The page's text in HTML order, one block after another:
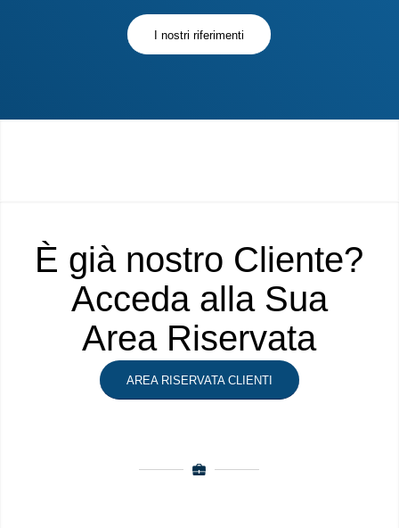
I nostri riferimenti
È già nostro Cliente?
Acceda alla Sua
Area Riservata
AREA RISERVATA CLIENTI